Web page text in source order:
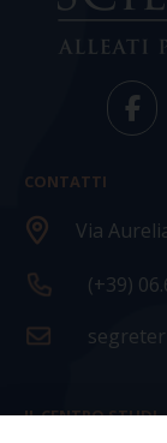
CONTATTI
Via
(+39)
IL CENTRO STUDI